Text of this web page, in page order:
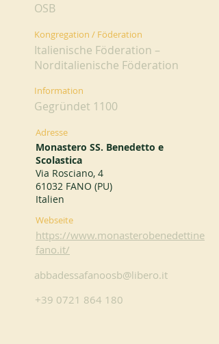
OSB
Kongregation / Föderation
Italienische Föderation –
Norditalienische Föderation
Information
Gegründet 1100
Adresse
Monastero SS. Benedetto e
Scolastica
Via Rosciano, 4
61032 FANO (PU)
Italien
Webseite
https://www.monasterobenedettine
fano.it/
abbadessafanoosb@libero.it
+39 0721 864 180